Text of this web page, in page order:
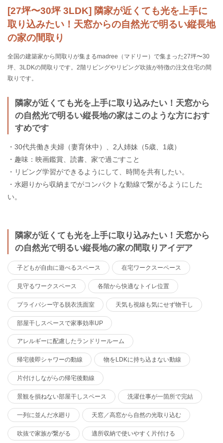
[27坪〜30坪 3LDK] 隣家が近くても光を上手に
取り込みたい！天窓からの自然光で明るい縦長地
の家の間取り
全国の建築家から間取りが集まるmadree（マドリー）で集まった27坪〜30
坪、3LDKの間取りです。2階リビングやリビング吹抜が特徴の注文住宅の間
取りです。
隣家が近くても光を上手に取り込みたい！天窓から
の自然光で明るい縦長地の家はこのような方におす
すめです
・30代共働き夫婦（妻育休中）、2人姉妹（5歳、1歳）
・趣味：映画鑑賞、読書、家で過ごすこと
・リビング学習ができるようにして、時間を共有したい。
・水廻りから収納までがコンパクトな動線で繋がるようにした
い。
隣家が近くても光を上手に取り込みたい！天窓から
の自然光で明るい縦長地の家の間取りアイデア
子どもが自由に遊べるスペース 在宅ワークスーペース
見守るワークスペース 各階から快適なトイレ位置
プライバシー守る脱衣洗面室 天気も視線も気にせず物干し
部屋干しスペースで家事効率UP
アレルギーに配慮したランドリールーム
帰宅後即シャワーの動線 物をLDKに持ち込まない動線
片付けしながらの帰宅後動線
景観を損ねない部屋干しスペース 洗濯仕事が一箇所で完結
一列に並んだ水廻り 天窓／高窓から自然の光取り込む
吹抜で家族が繋がる 適所収納で使いやすく片付ける